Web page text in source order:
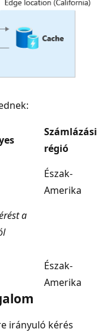
Számlázási
régió
Észak-
Amerika
a
Észak-
Amerika
irányuló kérés